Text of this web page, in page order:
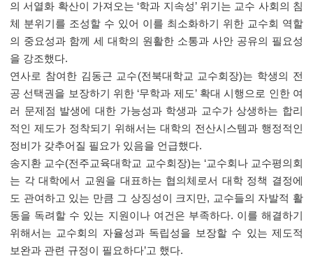
의 서열화 확산이 가져오는 ‘학과 지속성’ 위기는 교수 사회의 침
체 분위기를 조성할 수 있어 이를 최소화하기 위한 교수회 역할
의 중요성과 함께 세 대학의 원활한 소통과 사안 공유의 필요성
을 강조했다.
연사로 참여한 김동근 교수(전북대학교 교수회장)는 학생의 전
공 선택권을 보장하기 위한 ‘무학과 제도’ 확대 시행으로 인한 여
러 문제점 발생에 대한 가능성과 학생과 교수가 상생하는 합리
적인 제도가 정착되기 위해서는 대학의 전산시스템과 행정적인
정비가 갖추어질 필요가 있음을 언급했다.
송지환 교수(전주교육대학교 교수회장)는 ‘교수회나 교수평의회
는 각 대학에서 교원을 대표하는 협의체로서 대학 정책 결정에
도 관여하고 있는 만큼 그 상징성이 크지만, 교수들의 자발적 활
동을 독려할 수 있는 지원이나 여건은 부족하다. 이를 해결하기
위해서는 교수회의 자율성과 독립성을 보장할 수 있는 제도적
보완과 관련 규정이 필요하다’고 했다.